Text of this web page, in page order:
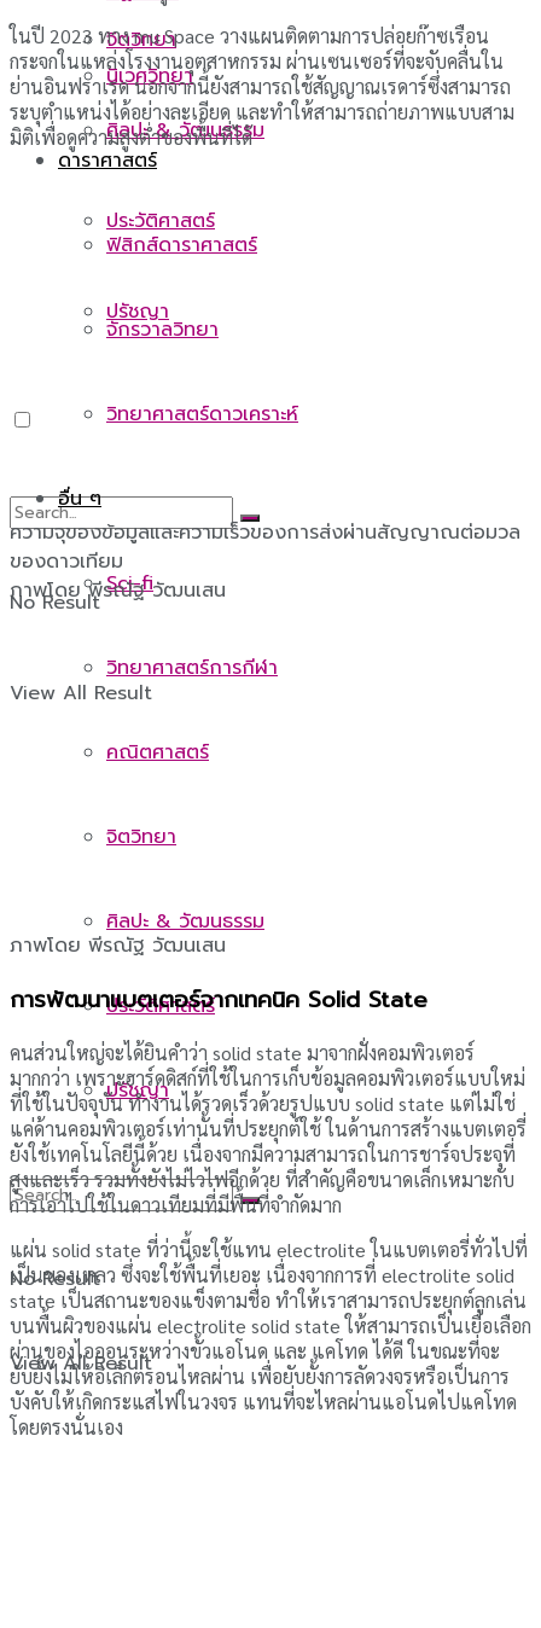
จิตวิทยา
ศิลปะ & วัฒนธรรม
ประวัติศาสตร์
ปรัชญา
No Result
View All Result
นิเวศวิทยา
ดาราศาสตร์
ฟิสิกส์ดาราศาสตร์
จักรวาลวิทยา
วิทยาศาสตร์ดาวเคราะห์
อื่น ๆ
Sci-fi
วิทยาศาสตร์การกีฬา
คณิตศาสตร์
จิตวิทยา
ศิลปะ & วัฒนธรรม
ประวัติศาสตร์
ปรัชญา
No Result
View All Result
ในปี 2023 ทาง mu Space วางแผนติดตามการปล่อยก๊าซเรือน
กระจกในแหล่งโรงงานอุตสาหกรรม ผ่านเซนเซอร์ที่จะจับคลื่นใน
ย่านอินฟราเรด นอกจากนี้ยังสามารถใช้สัญญาณเรดาร์ซึ่งสามารถ
ระบุตำแหน่งได้อย่างละเอียด และทำให้สามารถถ่ายภาพแบบสาม
มิติเพื่อดูความสูงต่ำของพื้นที่ได้
ความจุของข้อมูลและความเร็วของการส่งผ่านสัญญาณต่อมวล
ของดาวเทียม
ภาพโดย พีรณัฐ วัฒนเสน
ภาพโดย พีรณัฐ วัฒนเสน
การพัฒนาแบตเตอร์จากเทคนิค Solid State
คนส่วนใหญ่จะได้ยินคำว่า solid state มาจากฝั่งคอมพิวเตอร์
มากกว่า เพราะฮาร์ดดิสก์ที่ใช้ในการเก็บข้อมูลคอมพิวเตอร์แบบใหม่
ที่ใช้ในปัจจุบัน ทำงานได้รวดเร็วด้วยรูปแบบ solid state แต่ไม่ใช่
แค่ด้านคอมพิวเตอร์เท่านั้นที่ประยุกต์ใช้ ในด้านการสร้างแบตเตอรี่
ยังใช้เทคโนโลยีนี้ด้วย เนื่องจากมีความสามารถในการชาร์จประจุที่
สูงและเร็ว รวมทั้งยังไม่ไวไฟอีกด้วย ที่สำคัญคือขนาดเล็กเหมาะกับ
การเอาไปใช้ในดาวเทียมที่มีพื้นที่จำกัดมาก
แผ่น solid state ที่ว่านี้จะใช้แทน electrolite ในแบตเตอรี่ทั่วไปที่
เป็นของเหลว ซึ่งจะใช้พื้นที่เยอะ เนื่องจากการที่ electrolite solid
state เป็นสถานะของแข็งตามชื่อ ทำให้เราสามารถประยุกต์ลูกเล่น
บนพื้นผิวของแผ่น electrolite solid state ให้สามารถเป็นเยื่อเลือก
ผ่านของไอออนระหว่างขั้วแอโนด และ แคโทด ได้ดี ในขณะที่จะ
ยับยั้งไม่ให้อิเล็กตรอนไหลผ่าน เพื่อยับยั้งการลัดวงจรหรือเป็นการ
บังคับให้เกิดกระแสไฟในวงจร แทนที่จะไหลผ่านแอโนดไปแคโทด
โดยตรงนั่นเอง